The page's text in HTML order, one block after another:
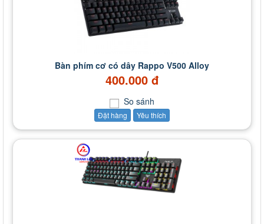
Bàn phím cơ có dây Rappo V500 Alloy
400.000 đ
So sánh
Đặt hàng Yêu thích